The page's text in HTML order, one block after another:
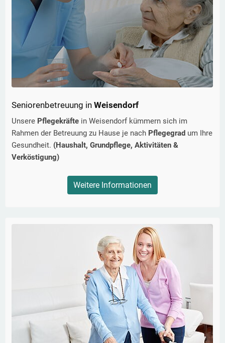
Seniorenbetreuung in Weisendorf
Unsere Pflegekräfte in Weisendorf kümmern sich im
Rahmen der Betreuung zu Hause je nach Pflegegrad um Ihre
Gesundheit. (Haushalt, Grundpflege, Aktivitäten &
Verköstigung)
Weitere Informationen